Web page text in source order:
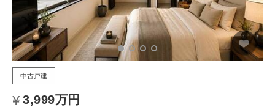
中古戸建
3,999万円